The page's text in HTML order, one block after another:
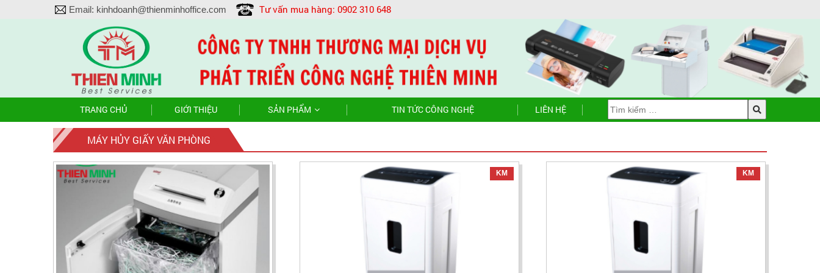
Email: kinhdoanh@thienminhoffice.com Tư vấn mua hàng: 0902 310 648
TRANG CHỦ GIỚI THIỆU SẢN PHẨM TIN TỨC CÔNG NGHỆ LIÊN HỆ
MÁY HỦY GIẤY VĂN PHÒNG
KM KM